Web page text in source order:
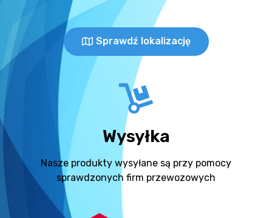
Sprawdź lokalizację
Wysyłka
Nasze produkty wysyłane są przy pomocy
sprawdzonych firm przewozowych